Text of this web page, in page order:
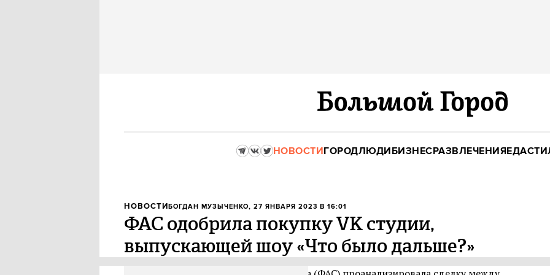
НОВОСТИГОРОДЛЮДИБИЗНЕСРАЗВЛЕЧЕНИЯЕДА
НОВОСТИБОГДАН МУЗЫЧЕНКО, 27 ЯНВАРЯ 2023 В 16:01
ФАС одобрила покупку VK студии,
выпускающей шоу «Что было дальше?»